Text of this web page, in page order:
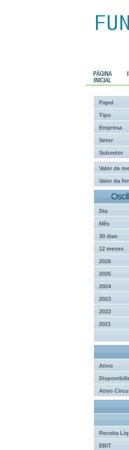
Histórico de cotações
Papel
Tipo
Empresa
Setor
Subsetor
Valor de
Valor da
Dia
Mês
30 dias
12 meses
2026
2025
2024
2023
2022
2021
Ativo
Ativo
Receita
EBIT